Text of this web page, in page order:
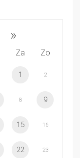
»
Za Zo
1 2
8 9
15 16
22 23